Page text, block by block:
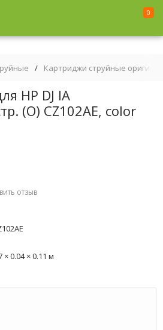
0
/ Картриджи струйные
HP DJ IA
(О) CZ102AE, color
отзыв
× 0.04 × 0.11 м